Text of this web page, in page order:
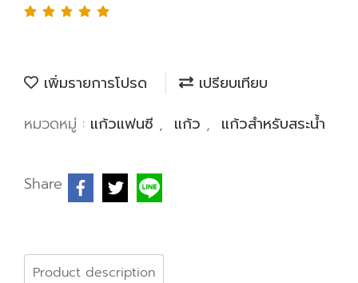
เพิ่มรายการโปรด
เปรียบเทียบ
หมวดหมู่ : แก้วแฟนซี , แก้ว , แก้วสำหรับสระน้ำ
Share
Product description